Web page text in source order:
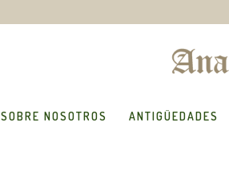
SOBRE NOSOTROS ANTIGÜEDADES